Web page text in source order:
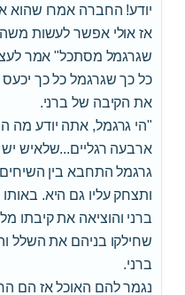
יודע! החברה אמרו שהוא
אז אולי אפשר לעשות
שגרגמל מסתכל" אמר
כל כך שגרגמל כל כך
את הקיבה של ברני.
"הי גרגמל, אתה יודע מה
ארבעה רגליים...שלאיש
גרגמל התחבא בין
ותצחק עליו גם היא.
ברני והוציאה את קיבתו
שחילקו בניהם את השלל
ברני.
נגמר להם האוכל אז הם